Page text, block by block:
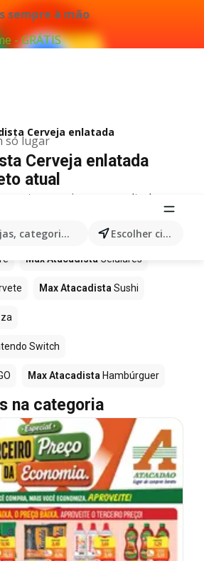
sempre à mão
- GRÁTIS
só lugar
categorias,produtos... Escolher cidade
Cerveja enlatada
Cerveja enlatada
atual
quaisquer resultados
em Max Atacadista
Max Atacadista Celulares
Max Atacadista Sushi
Switch
Max Atacadista Hambúrguer
na categoria